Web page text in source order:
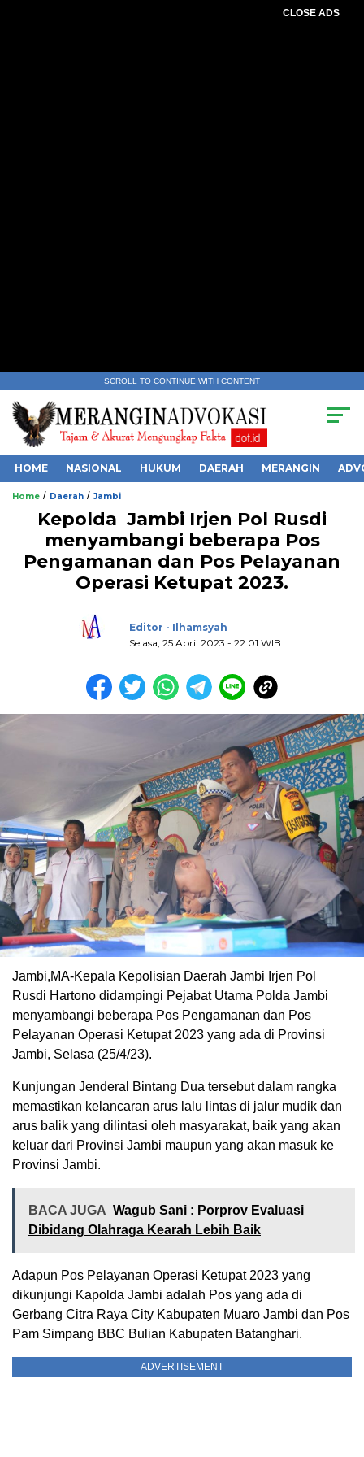
CLOSE ADS
SCROLL TO CONTINUE WITH CONTENT
HOME NASIONAL HUKUM DAERAH MERANGIN
Home / Daerah / Jambi
Kepolda Jambi Irjen Pol Rusdi
menyambangi beberapa Pos
Pengamanan dan Pos Pelayanan
Operasi Ketupat 2023.
Editor - Ilhamsyah
Selasa, 25 April 2023 - 22:01 WIB
Jambi,MA-Kepala Kepolisian Daerah Jambi Irjen Pol
Rusdi Hartono didampingi Pejabat Utama Polda Jambi
menyambangi beberapa Pos Pengamanan dan Pos
Pelayanan Operasi Ketupat 2023 yang ada di Provinsi
Jambi, Selasa (25/4/23).
Kunjungan Jenderal Bintang Dua tersebut dalam rangka
memastikan kelancaran arus lalu lintas di jalur mudik dan
arus balik yang dilintasi oleh masyarakat, baik yang akan
keluar dari Provinsi Jambi maupun yang akan masuk ke
Provinsi Jambi.
BACA JUGA Wagub Sani : Porprov Evaluasi
Dibidang Olahraga Kearah Lebih Baik
Adapun Pos Pelayanan Operasi Ketupat 2023 yang
dikunjungi Kapolda Jambi adalah Pos yang ada di
Gerbang Citra Raya City Kabupaten Muaro Jambi dan Pos
Pam Simpang BBC Bulian Kabupaten Batanghari.
ADVERTISEMENT